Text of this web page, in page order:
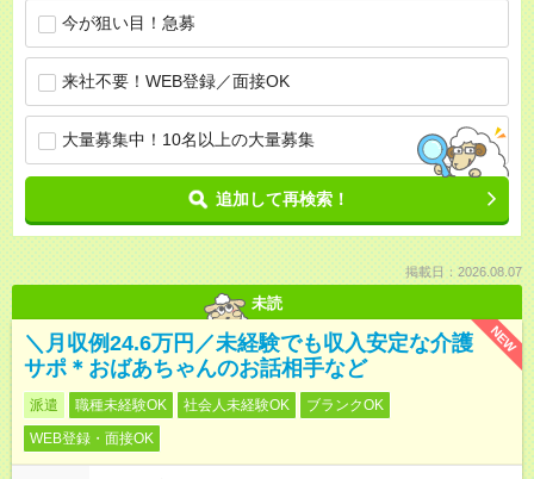
今が狙い目！急募
来社不要！WEB登録／面接OK
大量募集中！10名以上の大量募集
追加して再検索！
掲載日：2026.08.07
未読
NEW
＼月収例24.6万円／未経験でも収入安定な介護
サポ＊おばあちゃんのお話相手など
派遣 職種未経験OK 社会人未経験OK
ブランクOK
WEB登録・面接OK